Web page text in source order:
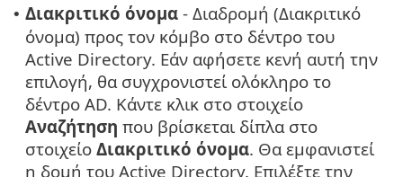
• Διακριτικό όνομα - Διαδρομή (Διακριτικό
όνομα) προς τον κόμβο στο δέντρο του
Active Directory. Εάν αφήσετε κενή αυτή την
επιλογή, θα συγχρονιστεί ολόκληρο το
δέντρο AD. Κάντε κλικ στο στοιχείο
Αναζήτηση που βρίσκεται δίπλα στο
στοιχείο Διακριτικό όνομα. Θα εμφανιστεί
η δομή του Active Directory. Επιλέξτε την